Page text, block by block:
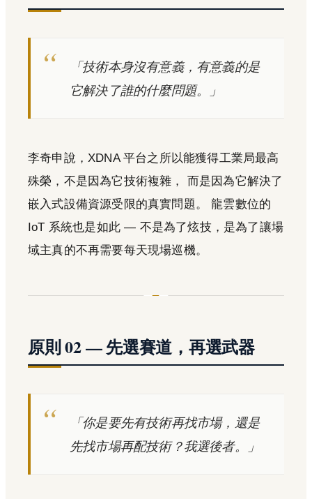
「技術本身沒有意義，有意義的是
它解決了誰的什麼問題。」
李奇申說，XDNA 平台之所以能獲得工業局最高
殊榮，不是因為它技術複雜， 而是因為它解決了
嵌入式設備資源受限的真實問題。 龍雲數位的
IoT 系統也是如此 — 不是為了炫技，是為了讓場
域主真的不再需要每天現場巡機。
原則 02 — 先選賽道，再選武器
「你是要先有技術再找市場，還是
先找市場再配技術？我選後者。」